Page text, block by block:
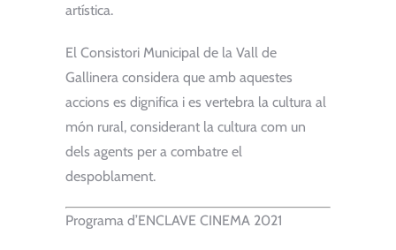
artística.
El Consistori Municipal de la Vall de
Gallinera considera que amb aquestes
accions es dignifica i es vertebra la cultura al
món rural, considerant la cultura com un
dels agents per a combatre el
despoblament.
Programa d’ENCLAVE CINEMA 2021